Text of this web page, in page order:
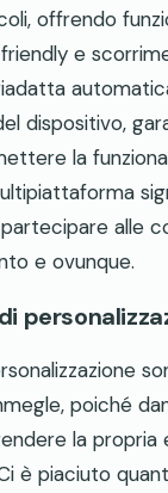
offrendo
e
dispositivo,
la
alle
e ovunque.
poiché
la propria
è piaciuto